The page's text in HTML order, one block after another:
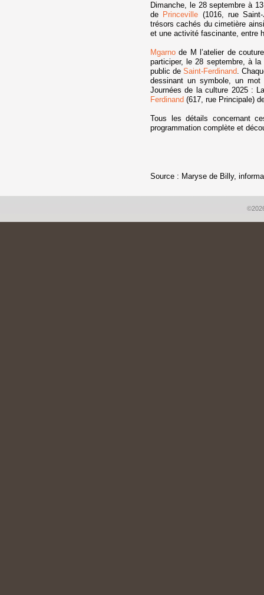
Dimanche, le 28 septembre à
de Princeville (1016, rue
trésors cachés du cimetière
et une activité fascinante, entre
Mgarno de M l’atelier de
participer, le 28 septembre, à
public deSaint-Ferdinand.
dessinant un symbole, un
Journées de la culture 2025 :
Ferdinand (617, rue Principale)
Tous les détails concernant
programmation complète et
Source : Maryse de Billy,